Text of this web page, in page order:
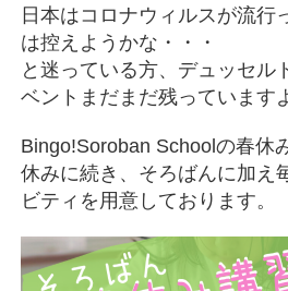
日本はコロナウィルスが流行
は控えようかな・・・
と迷っている方、デュッセル
ベントまだまだ残っています
Bingo!Soroban Schoolの春休
休みに続き、そろばんに加え
ビティを用意しております。